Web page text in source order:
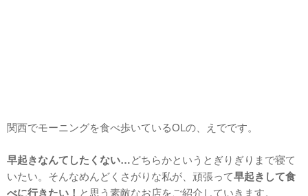
関西でモーニングを食べ歩いているOLの、えでです。
早起きなんてしたくない…どちらかというとぎりぎりまで寝て
いたい。そんなめんどくさがりな私が、頑張って早起きして食
べに行きたい！ と思う素敵なお店をご紹介していきます。